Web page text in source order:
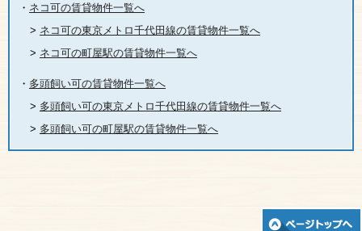
・ ネコ可の賃貸物件一覧へ
> ネコ可の東京メトロ千代田線の賃貸物件一覧へ
> ネコ可の町屋駅の賃貸物件一覧へ
・ 多頭飼い可の賃貸物件一覧へ
> 多頭飼い可の東京メトロ千代田線の賃貸物件一覧へ
> 多頭飼い可の町屋駅の賃貸物件一覧へ